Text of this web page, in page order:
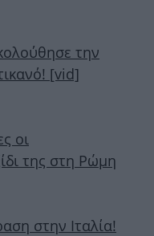
την
[vid]
οι
της στη Ρώμη
στην Ιταλία!